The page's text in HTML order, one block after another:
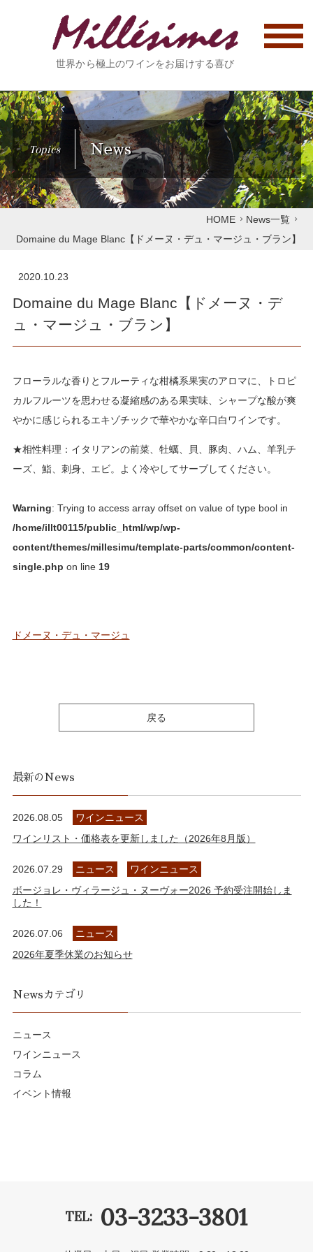
世界から極上のワインをお届けする喜び
Topics News
HOME
News一覧
Domaine du Mage Blanc【ドメーヌ・デュ・マージュ・ブラン】
2020.10.23
Domaine du Mage Blanc【ドメーヌ・デ
ュ・マージュ・ブラン】
フローラルな香りとフルーティな柑橘系果実のアロマに、トロピ
カルフルーツを思わせる凝縮感のある果実味、シャープな酸が爽
やかに感じられるエキゾチックで華やかな辛口白ワインです。
★相性料理：イタリアンの前菜、牡蠣、貝、豚肉、ハム、羊乳チ
ーズ、鮨、刺身、エビ。よく冷やしてサーブしてください。
Warning: Trying to access array offset on value of type bool in
/home/illt00115/public_html/wp/wp-
content/themes/millesimu/template-parts/common/content-
single.php on line 19
ドメーヌ・デュ・マージュ
戻る
最新のNews
2026.08.05
ワインニュース
ワインリスト・価格表を更新しました（2026年8月版）
2026.07.29 ニュース
ワインニュース
ボージョレ・ヴィラージュ・ヌーヴォー2026 予約受注開始しま
した！
2026.07.06
ニュース
2026年夏季休業のお知らせ
Newsカテゴリ
ニュース
ワインニュース
コラム
イベント情報
TEL: 03-3233-3801